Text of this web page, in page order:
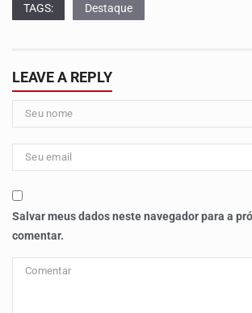
TAGS: Destaque
LEAVE A REPLY
Salvar meus dados neste navegador para a
comentar.